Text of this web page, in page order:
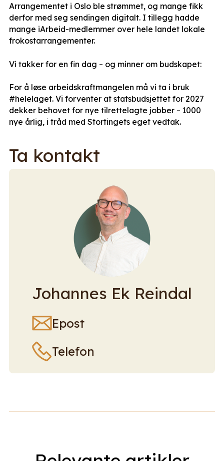
Arrangementet i Oslo ble strømmet, og mange fikk
derfor med seg sendingen digitalt. I tillegg hadde
mange iArbeid-medlemmer over hele landet lokale
frokostarrangementer.
Vi takker for en fin dag – og minner om budskapet:
For å løse arbeidskraftmangelen må vi ta i bruk
#helelaget. Vi forventer at statsbudsjettet for 2027
dekker behovet for nye tilrettelagte jobber – 1000
nye årlig, i tråd med Stortingets eget vedtak.
Ta kontakt
Johannes Ek Reindal
Epost
Telefon